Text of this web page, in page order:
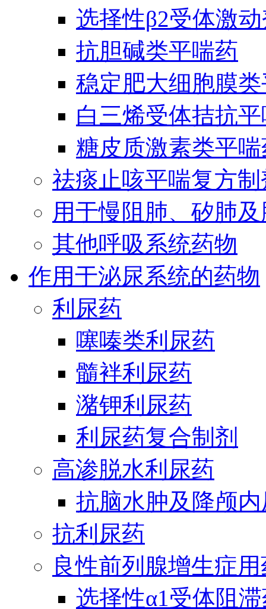
选择性β2受体激
抗胆碱类平喘药
稳定肥大细胞膜
白三烯受体拮抗
糖皮质激素类平
祛痰止咳平喘复方制
用于慢阻肺、矽肺
其他呼吸系统药物
作用于泌尿系统的药物
利尿药
噻嗪类利尿药
髓袢利尿药
潴钾利尿药
利尿药复合制剂
高渗脱水利尿药
抗脑水肿及降颅
抗利尿药
良性前列腺增生症
选择性α1受体阻